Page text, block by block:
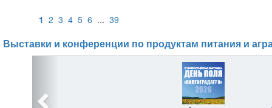
1 2 3 4 5 6 ... 39
Выставки и конференции по продуктам питания и